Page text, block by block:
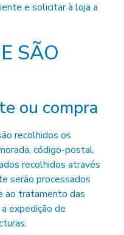
e solicitar à loja a
SÃO
ou compra
recolhidos os
código-postal,
recolhidos através
serão processados
ao tratamento das
expedição de